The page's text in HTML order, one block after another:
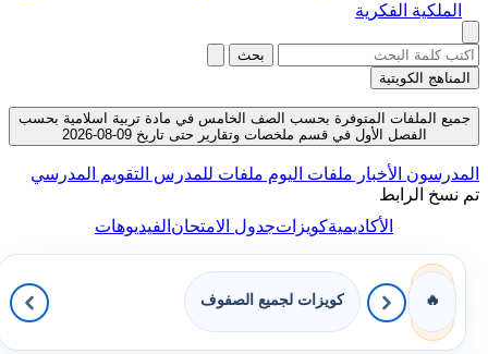
الملكية الفكرية
بحث
المناهج الكويتية
جميع الملفات المتوفرة بحسب الصف الخامس في مادة تربية اسلامية بحسب
الفصل الأول في قسم ملخصات وتقارير حتى تاريخ 09-08-2026
المدرسون الأخبار ملفات اليوم ملفات للمدرس التقويم المدرسي
تم نسخ الرابط
الأكاديميةكويزاتجدول الامتحانالفيديوهات
🔥 كويزات لجميع الصفوف